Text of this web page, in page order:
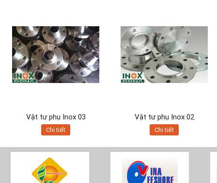
Vật tư phụ Inox 03
Chi tiết
Vật tư phụ Inox 02
Chi tiết